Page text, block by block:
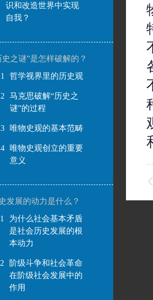
识和改造世界中实现
自我？
史之谜”是怎样破解的？
哲学视界里的历史观
马克思破解“历史之
谜”的过程
唯物史观的基本范畴
唯物史观创立的重要
意义
发展的动力是什么？
为什么社会基本矛盾
是社会历史发展的根
本动力
阶级斗争和社会革命
在阶级社会发展中的
作用